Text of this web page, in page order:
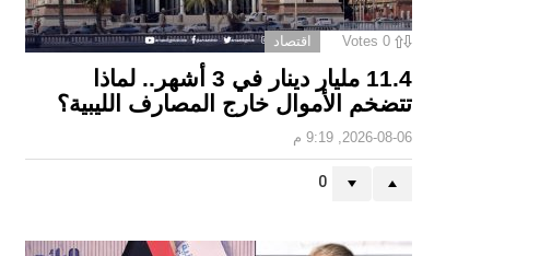
0
Votes اقتصاد
11.4 مليار دينار في 3 أشهر.. لماذا
تتضخم الأموال خارج المصارف الليبية؟
2026-08-06, 9:19 م
0